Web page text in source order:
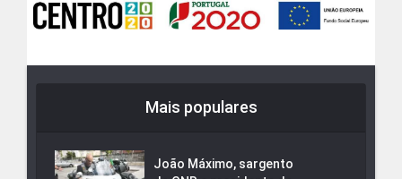
Mais populares
João Máximo, sargento